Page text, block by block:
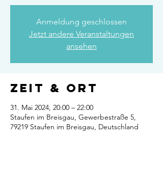
Anmeldung geschlossen
Jetzt andere Veranstaltungen
ansehen
Zeit & Ort
31. Mai 2024, 20:00 – 22:00
Staufen im Breisgau, Gewerbestraße 5,
79219 Staufen im Breisgau, Deutschland